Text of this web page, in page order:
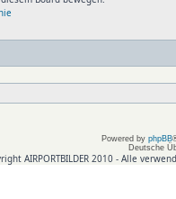
Powered by phpBB
Deutsche
AIRPORTBILDER 2010 - Alle